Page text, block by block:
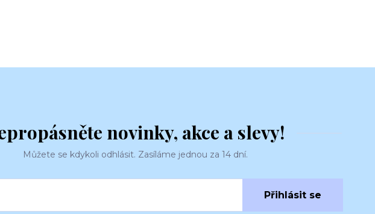
novinky, akce a slevy!
Můžete se kdykoli odhlásit. Zasíláme jednou za 14 dní.
Přihlásit se